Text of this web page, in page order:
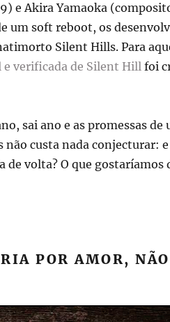
e Akira Yamaoka
um soft reboot, os
Silent Hills. Para
verificada de Silent Hillfoi
sai ano e as promessas
não custa nada conjecturar:
de volta? O que gostaríamos
POR AMOR,